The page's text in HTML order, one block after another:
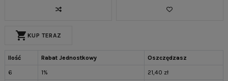
shopping_cart KUP TERAZ
Ilość Rabat Jednostkowy Oszczędzasz
6 1% 21,40 zł